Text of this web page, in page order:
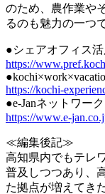
のため、農作業や
るのも魅力の一つ
●シェアオフィス
https://
https://kochi-
●e-Janネットワー
https://www.e-
≪編集後記≫
高知県内でもテレ
普及しつつあり、
た拠点が増えてき